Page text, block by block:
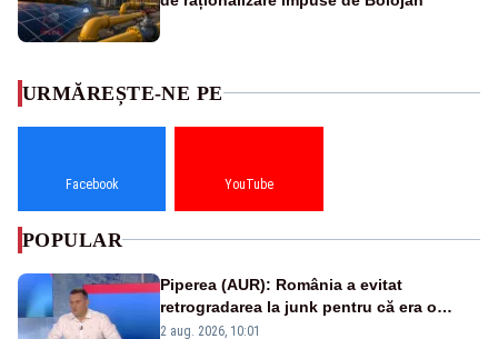
URMĂREȘTE-NE PE
Facebook YouTube
POPULAR
Piperea (AUR): România a evitat
retrogradarea la junk pentru că era o
catastrofă pentru bănci și fondurile de
2 aug. 2026, 10:01